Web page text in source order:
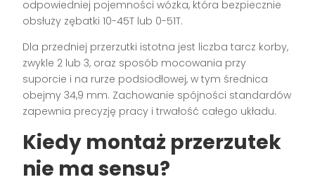
odpowiedniej pojemności wózka, która bezpiecznie
obsłuży zębatki 10-45T lub 0-51T.
Dla przedniej przerzutki istotna jest liczba tarcz korby,
zwykle 2 lub 3, oraz sposób mocowania przy
suporcie i na rurze podsiodłowej, w tym średnica
obejmy 34,9 mm. Zachowanie spójności standardów
zapewnia precyzję pracy i trwałość całego układu.
Kiedy montaż przerzutek
nie ma sensu?